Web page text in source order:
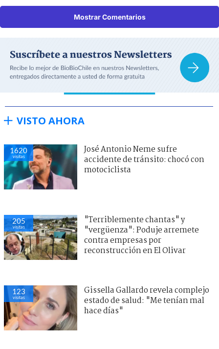
Mostrar Comentarios
VISTO AHORA
1620
visitas
José Antonio Neme sufre
accidente de tránsito: chocó con
motociclista
205
visitas
"Terriblemente chantas" y
"vergüenza": Poduje arremete
contra empresas por
reconstrucción en El Olivar
123
visitas
Gissella Gallardo revela complejo
estado de salud: "Me tenían mal
hace días"